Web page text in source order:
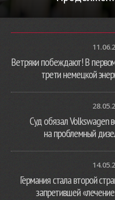
Ветряки побеждают! В
трети немецкой
Суд обязал Volkswagen
на проблемный
Германия стала второй
запретившей